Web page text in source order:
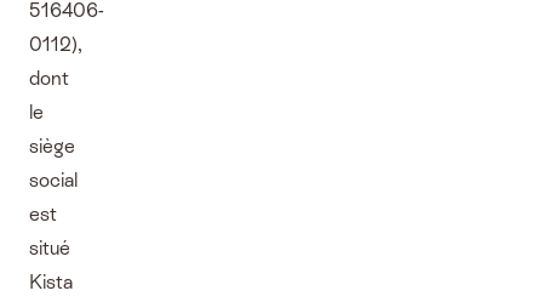
516406-
0112),
dont
le
siège
social
est
situé
Kista